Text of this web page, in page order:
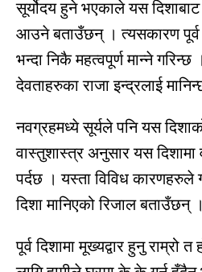
सूर्योदय हुने भएकाले यस दिशाबाट
आउने बताउँछन् । त्यसकारण पूर्व
भन्दा निकै महत्वपूर्ण मान्ने गरिन्छ
देवताहरुका राजा इन्द्रलाई
नवग्रहमध्ये सूर्यले पनि यस
वास्तुशास्त्र अनुसार यस
पर्दछ । यस्ता विविध कारणहरुले
दिशा मानिएको रिजाल बताउँछन् ।
पूर्व दिशामा मूख्यद्वार हुनु राम्रो